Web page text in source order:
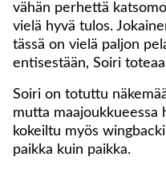
vähän perhettä
vielä hyvä tulos.
tässä on vielä paljon
entisestään, Soiri
Soiri on totuttu
mutta maajoukkueessa
kokeiltu myös
paikka kuin paikka.